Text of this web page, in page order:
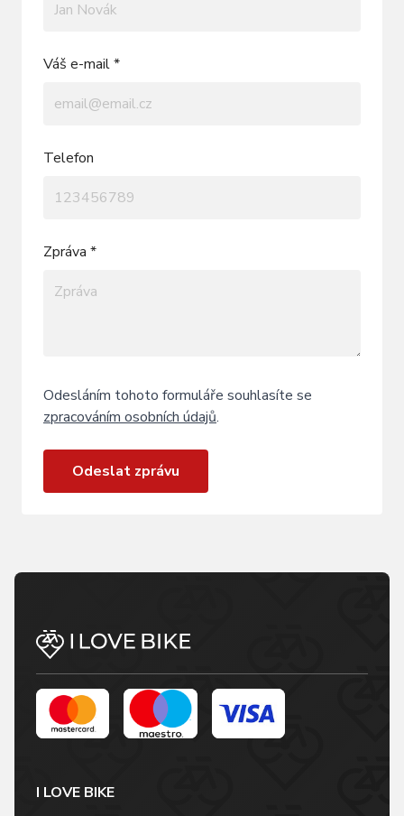
Váš e-mail *
Telefon
Zpráva *
Odesláním tohoto formuláře souhlasíte se
zpracováním osobních údajů.
Odeslat zprávu
I LOVE BIKE